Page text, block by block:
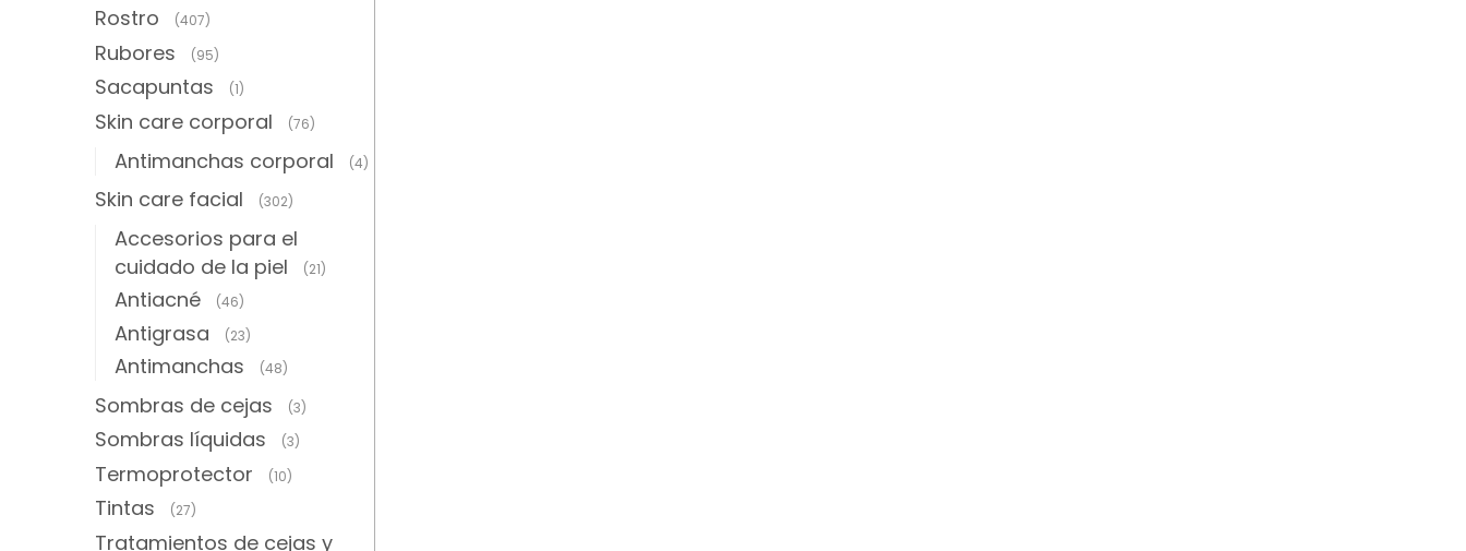
Rostro (407)
Rubores (95)
Sacapuntas (1)
Skin care corporal (76)
Antimanchas corporal (4)
Skin care facial (302)
Accesorios para el
cuidado de la piel
(21)
Antiacné (46)
Antigrasa (23)
Antimanchas (48)
Sombras de cejas (3)
Sombras líquidas (3)
Termoprotector (10)
Tintas (27)
Tratamientos de cejas y